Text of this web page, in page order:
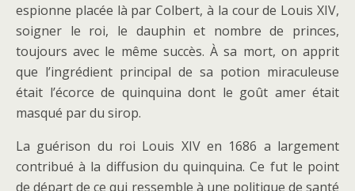
espionne placée là par Colbert, à la cour de Louis XIV,
soigner le roi, le dauphin et nombre de princes,
toujours avec le même succès. À sa mort, on apprit
que l’ingrédient principal de sa potion miraculeuse
était l’écorce de quinquina dont le goût amer était
masqué par du sirop.
La guérison du roi Louis XIV en 1686 a largement
contribué à la diffusion du quinquina. Ce fut le point
de départ de ce qui ressemble à une politique de santé